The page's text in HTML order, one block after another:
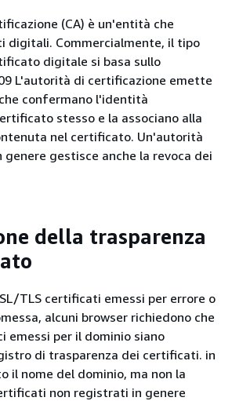
(CA) è un'entità che
digitali. Commercialmente, il tipo
digitale si basa sullo
L'autorità di certificazione emette
confermano l'identità
stesso e la associano alla
nel certificato. Un'autorità
gestisce anche la revoca dei
della trasparenza
TLS certificati emessi per errore o
alcuni browser richiedono che
emessi per il dominio siano
di trasparenza dei certificati. in
il nome del dominio, ma non la
non registrati in genere